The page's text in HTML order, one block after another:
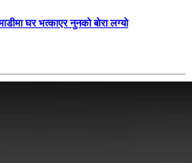
घर भत्काएर नुनको बोरा लग्यो